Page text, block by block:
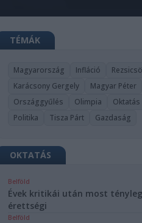
TÉMÁK
Magyarország Infláció
Karácsony Gergely
Magyar Péter
Országgyűlés
Olimpia Oktatás
Politika
Tisza Párt Gazdaság
OKTATÁS
Belföld
Évek kritikái után most
érettségi
Belföld